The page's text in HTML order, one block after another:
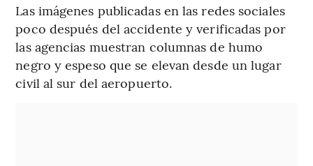
Las imágenes publicadas en las redes sociales
poco después del accidente y verificadas por
las agencias muestran columnas de humo
negro y espeso que se elevan desde un lugar
civil al sur del aeropuerto.